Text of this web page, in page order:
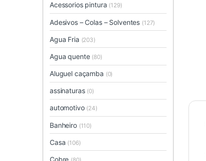
Acessorios pintura (129)
Adesivos – Colas – Solventes (127)
Agua Fria (203)
Agua quente (80)
Aluguel caçamba (0)
assinaturas (0)
automotivo (24)
Banheiro (110)
Casa (106)
Cobre